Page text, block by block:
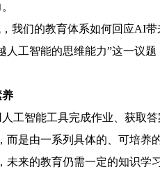
我们的教育体系如何回应AI
人工智能的思维能力”这一议题
养
工智能工具完成作业、获取
而是由一系列具体的、可培养
未来的教育仍需一定的知识学